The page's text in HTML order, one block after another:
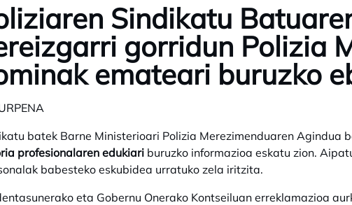
Sindikatu
gorridun Polizia
emateari buruzko
batek Barne Ministerioari Polizia Merezimenduaren Agindua
profesionalaren edukiari buruzko informazioa eskatu zion.
babesteko eskubidea urratuko zela iritzita.
eta Gobernu Onerako Kontseiluan erreklamazioa